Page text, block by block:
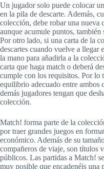
Un jugador solo puede colocar
en la pila de descarte. Además,
colección, debe robar una nueva
aunque acumule puntos,
Por otro lado, si una carta de la
descartes cuando vuelve a llegar
la mano para añadirla a la
carta que haga match o deberá
cumple con los requisitos. Por lo
equilibrio adecuado entre ambos
demás jugadores tengan que
colección.
Match! forma parte de la
por traer grandes juegos en
económico. Además de su
compañeros de viaje, son títulos
públicos. Las partidas a Match!
muy posible que encadenéis